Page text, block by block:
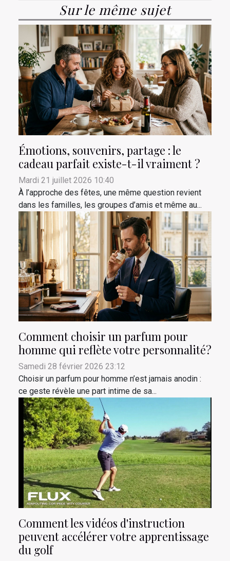
Sur le même sujet
Émotions, souvenirs, partage : le
cadeau parfait existe-t-il vraiment ?
Mardi 21 juillet 2026 10:40
À l’approche des fêtes, une même question revient
dans les familles, les groupes d’amis et même au...
Comment choisir un parfum pour
homme qui reflète votre personnalité?
Samedi 28 février 2026 23:12
Choisir un parfum pour homme n’est jamais anodin :
ce geste révèle une part intime de sa...
Comment les vidéos d'instruction
peuvent accélérer votre apprentissage
du golf